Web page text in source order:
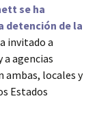
se ha
detención de la
invitado a
agencias
ambas, locales y
Estados